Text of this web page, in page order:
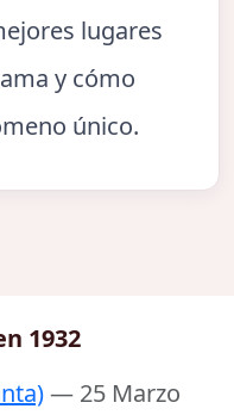
lugares
y cómo
único.
1932
— 25 Marzo